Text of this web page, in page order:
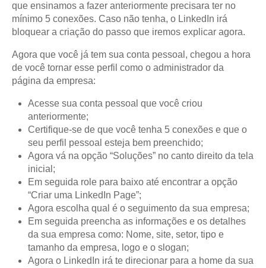
que ensinamos a fazer anteriormente precisara ter no
mínimo 5 conexões. Caso não tenha, o LinkedIn irá
bloquear a criação do passo que iremos explicar agora.
Agora que você já tem sua conta pessoal, chegou a hora
de você tornar esse perfil como o administrador da
página da empresa:
Acesse sua conta pessoal que você criou
anteriormente;
Certifique-se de que você tenha 5 conexões e que o
seu perfil pessoal esteja bem preenchido;
Agora vá na opção “Soluções” no canto direito da tela
inicial;
Em seguida role para baixo até encontrar a opção
“Criar uma LinkedIn Page”;
Agora escolha qual é o seguimento da sua empresa;
Em seguida preencha as informações e os detalhes
da sua empresa como: Nome, site, setor, tipo e
tamanho da empresa, logo e o slogan;
Agora o LinkedIn irá te direcionar para a home da sua